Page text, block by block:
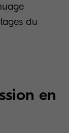
du
en